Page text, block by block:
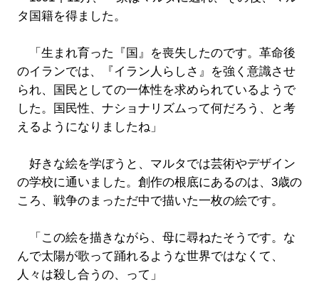
タ国籍を得ました。
「生まれ育った『国』を喪失したのです。革命後
のイランでは、『イラン人らしさ』を強く意識させ
られ、国民としての一体性を求められているようで
した。国民性、ナショナリズムって何だろう、と考
えるようになりましたね」
好きな絵を学ぼうと、マルタでは芸術やデザイン
の学校に通いました。創作の根底にあるのは、3歳の
ころ、戦争のまっただ中で描いた一枚の絵です。
「この絵を描きながら、母に尋ねたそうです。な
んで太陽が歌って踊れるような世界ではなくて、
人々は殺し合うの、って」